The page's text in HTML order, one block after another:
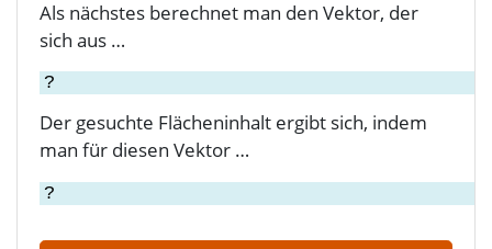
Als nächstes berechnet man den Vektor, der
sich aus …
Der gesuchte Flächeninhalt ergibt sich, indem
man für diesen Vektor …